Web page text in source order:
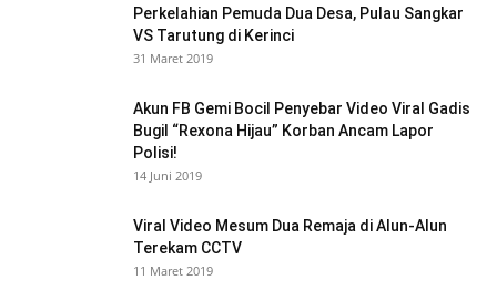
Perkelahian Pemuda Dua Desa, Pulau Sangkar
VS Tarutung di Kerinci
31 Maret 2019
Akun FB Gemi Bocil Penyebar Video Viral Gadis
Bugil “Rexona Hijau” Korban Ancam Lapor
Polisi!
14 Juni 2019
Viral Video Mesum Dua Remaja di Alun-Alun
Terekam CCTV
11 Maret 2019